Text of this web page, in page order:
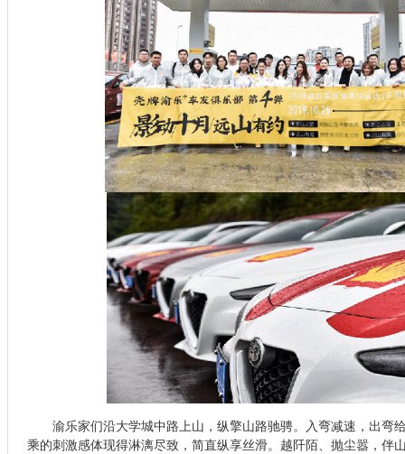
渝乐家们沿大学城中路上山，纵擎山路驰骋。入弯减速，出弯
乘的刺激感体现得淋漓尽致，简直纵享丝滑。越阡陌、抛尘嚣，伴